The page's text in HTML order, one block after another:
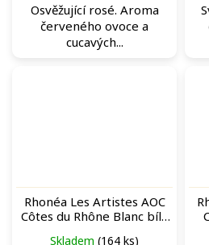
Osvěžující rosé. Aroma
červeného ovoce a
cucavých...
Rhonéa Les Artistes AOC
Côtes du Rhône Blanc bílé
Skladem (164 ks)